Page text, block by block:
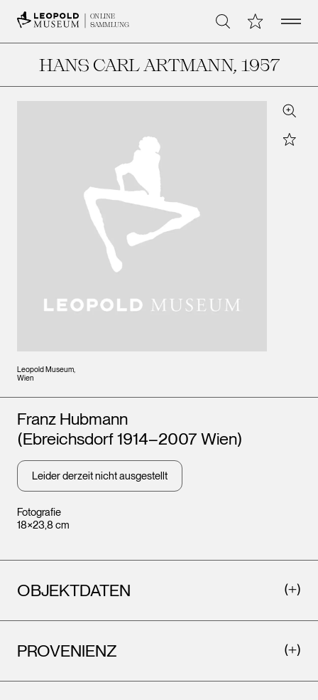
ONLINE
SAMMLUNG
Suche Meine Open
HANS CARL ARTMANN, 1957
Leopold Museum,
Wien
Zoom
Star
Fotografie
18×23,8 cm
Künstler*innen
Franz Hubmann
(Ebreichsdorf 1914–2007 Wien)
Leider derzeit nicht ausgestellt
OBJEKTDATEN
PROVENIENZ